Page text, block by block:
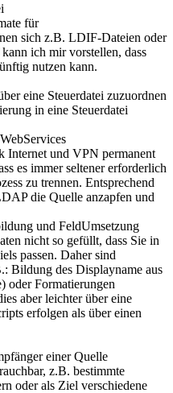
für
sich z.B. LDIF-Dateien oder
ich mir vorstellen, dass
nutzen kann.
eine Steuerdatei zuzuordnen
in eine Steuerdatei
Internet und VPN permanent
es immer seltener erforderlich
zu trennen. Entsprechend
die Quelle anzapfen und
und FeldUmsetzung
nicht so gefüllt, dass Sie in
passen. Daher sind
Bildung des Displayname aus
oder Formatierungen
aber leichter über eine
erfolgen als über einen
einer Quelle
z.B. bestimmte
oder als Ziel verschiedene